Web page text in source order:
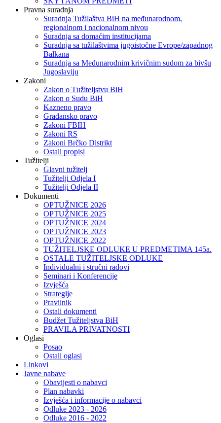
Pravna suradnja
Suradnja Tužilaštva BiH na međunarodnom,
regionalnom i nacionalnom nivou
Suradnja sa domaćim institucijama
Suradnja sa tužilaštvima jugoistočne Evrope/zapadnog
Balkana
Suradnja sa Međunarodnim krivičnim sudom za bivšu
Jugoslaviju
Zakoni
Zakon o Тužiteljstvu BiH
Zakon o Sudu BiH
Kazneno pravo
Građansko pravo
Zakoni FBIH
Zakoni RS
Zakoni Brčko Distrikt
Ostali propisi
Tužitelji
Glavni tužitelj
Tužitelji Odjela I
Tužitelji Odjela II
Dokumenti
OPTUŽNICE 2026
OPTUŽNICE 2025
OPTUŽNICE 2024
OPTUŽNICE 2023
OPTUŽNICE 2022
TUŽITELJSKE ODLUKE U PREDMETIMA 145a.
OSTALE TUŽITELJSKE ODLUKE
Individualni i stručni radovi
Seminari i Konferencije
Izvješća
Strategije
Pravilnik
Ostali dokumenti
Budžet Tužiteljstva BiH
PRAVILA PRIVATNOSTI
Oglasi
Posao
Ostali oglasi
Linkovi
Javne nabave
Obavijesti o nabavci
Plan nabavki
Izvješća i informacije o nabavci
Odluke 2023 - 2026
Odluke 2016 - 2022